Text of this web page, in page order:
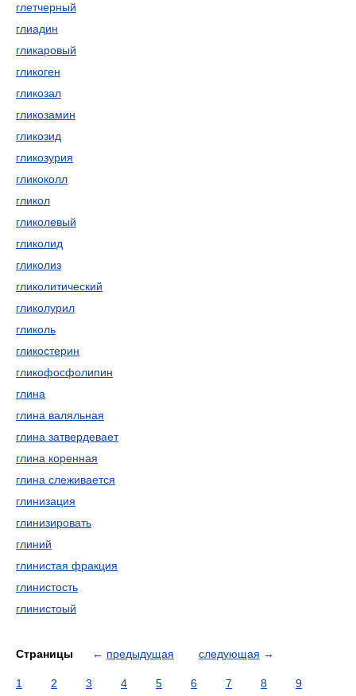
глетчерный
глиадин
гликаровый
гликоген
гликозал
гликозамин
гликозид
гликозурия
гликоколл
гликол
гликолевый
гликолид
гликолиз
гликолитический
гликолурил
гликоль
гликостерин
гликофосфолипин
глина
глина валяльная
глина затвердевает
глина коренная
глина слеживается
глинизация
глинизировать
глиний
глинистая фракция
глинистость
глинистоый
Страницы ← предыдущая следующая →
1 2 3 4 5 6 7 8
9